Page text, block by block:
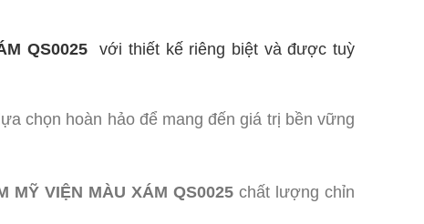
QS0025với thiết kế riêng biệt và được tuỳ
chọn hoàn hảo để mang đến giá trị bền vững
MỸ VIỆN MÀU XÁM QS0025 chất lượng chỉn